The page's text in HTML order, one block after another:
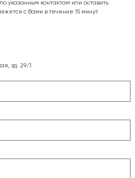
указанным контактам или оставить
с Вами в течение 15 минут.
зд. 29/1